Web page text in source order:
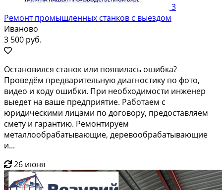
3
Ремонт промышленных станков с выездом
Иваново
3 500 руб.
Остановился станок или появилась ошибка?
Проведём предварительную диагностику по фото,
видео и коду ошибки. При необходимости инженер
выедет на ваше предприятие. Работаем с
юридическими лицами по договору, предоставляем
смету и гарантию. Ремонтируем
металлообрабатывающие, деревообрабатывающие
и...
26 июня